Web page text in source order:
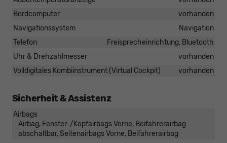
Bordcomputer
vorhanden
Navigationssystem
Navigation
Telefon
Freisprecheinrichtung, Bluetooth
Uhr & Drehzahlmesser
vorhanden
Volldigitales Kombiinstrument (Virtual Cockpit)
vorhanden
Sicherheit & Assistenz
Airbags
Airbag, Fenster-/Kopfairbags Vorne, Beifahrerairbag
abschaltbar, Seitenairbags Vorne, Beifahrerairbag